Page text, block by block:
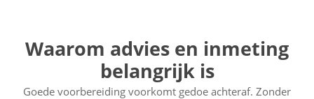
Waarom advies en inmeting
belangrijk is
Goede voorbereiding voorkomt gedoe achteraf. Zonder